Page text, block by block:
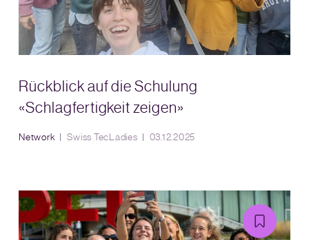
Rückblick auf die Schulung
«Schlagfertigkeit zeigen»
Network Swiss TecLadies 03.12.2025